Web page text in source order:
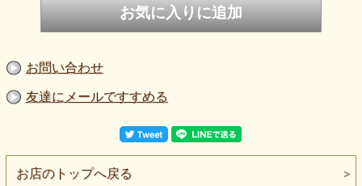
お問い合わせ
友達にメールですすめる
お店のトップへ戻る